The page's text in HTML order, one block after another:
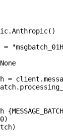
=
None
=
{
)